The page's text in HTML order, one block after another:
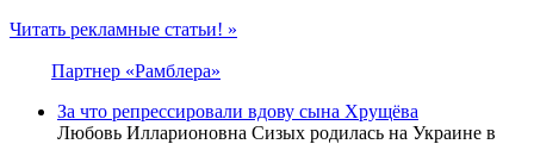
Читать рекламные статьи! »
Партнер «Рамблера»
За что репрессировали вдову сына Хрущёва
Любовь Илларионовна Сизых родилась на Украине в